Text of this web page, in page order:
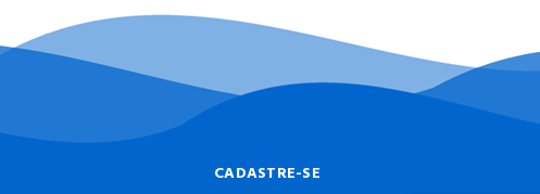
CADASTRE-SE